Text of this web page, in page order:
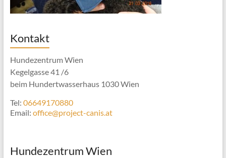
Kontakt
Hundezentrum Wien
Kegelgasse 41 /6
beim Hundertwasserhaus 1030 Wien
Tel: 06649170880
Email: office@project-canis.at
Hundezentrum Wien